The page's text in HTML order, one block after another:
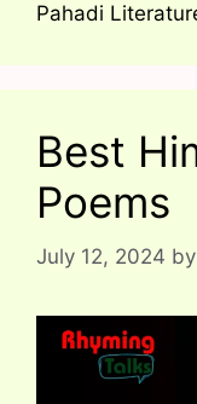
Pahadi
Best
Poems
July 12, 2024 by